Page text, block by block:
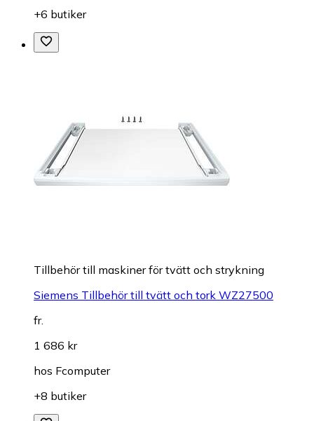
+6 butiker
Tillbehör till maskiner för tvätt och strykning
Siemens Tillbehör till tvätt och tork WZ27500
fr.
1 686 kr
hos Fcomputer
+8 butiker